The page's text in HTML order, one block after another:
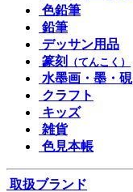
色鉛筆
鉛筆
デッサン用品
篆刻
（てんこく）
水墨画・墨・硯
クラフト
キッズ
雑貨
色見本帳
取扱ブランド